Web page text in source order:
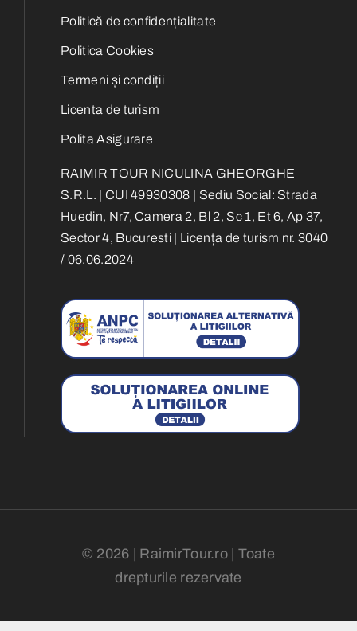
Politică de confidențialitate
Politica Cookies
Termeni și condiții
Licenta de turism
Polita Asigurare
RAIMIR TOUR NICULINA GHEORGHE
S.R.L. | CUI 49930308 | Sediu Social: Strada
Huedin, Nr7, Camera 2, Bl 2, Sc 1, Et 6, Ap 37,
Sector 4, Bucuresti | Licența de turism nr. 3040
/ 06.06.2024
© 2026 | RaimirTour.ro | Toate
drepturile rezervate